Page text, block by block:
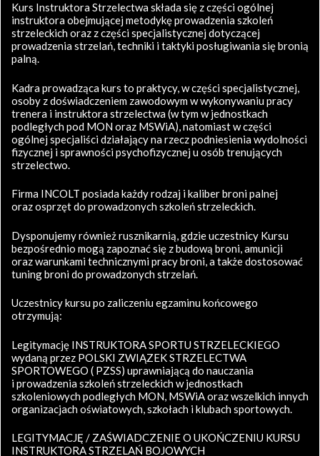
Kurs Instruktora Strzelectwa składa się z części ogólnej
instruktora obejmującej metodykę prowadzenia szkoleń
strzeleckich oraz z części specjalistycznej dotyczącej
prowadzenia strzelań, techniki i taktyki posługiwania się bronią
palną.
Kadra prowadząca kurs to praktycy, w części specjalistycznej,
osoby z doświadczeniem zawodowym w wykonywaniu pracy
trenera i instruktora strzelectwa (w tym w jednostkach
podległych pod MON oraz MSWiA), natomiast w części
ogólnej specjaliści działający na rzecz podniesienia wydolności
fizycznej i sprawności psychofizycznej u osób trenujących
strzelectwo.
Firma INCOLT posiada każdy rodzaj i kaliber broni palnej
oraz osprzęt do prowadzonych szkoleń strzeleckich.
Dysponujemy również rusznikarnią, gdzie uczestnicy Kursu
bezpośrednio mogą zapoznać się z budową broni, amunicji
oraz warunkami technicznymi pracy broni, a także dostosować
tuning broni do prowadzonych strzelań.
Uczestnicy kursu po zaliczeniu egzaminu końcowego
otrzymują:
Legitymację INSTRUKTORA SPORTU STRZELECKIEGO
wydaną przez POLSKI ZWIĄZEK STRZELECTWA
SPORTOWEGO ( PZSS) uprawniającą do nauczania
i prowadzenia szkoleń strzeleckich w jednostkach
szkoleniowych podległych MON, MSWiA oraz wszelkich innych
organizacjach oświatowych, szkołach i klubach sportowych.
LEGITYMACJĘ / ZAŚWIADCZENIE O UKOŃCZENIU KURSU
INSTRUKTORA STRZELAŃ BOJOWYCH